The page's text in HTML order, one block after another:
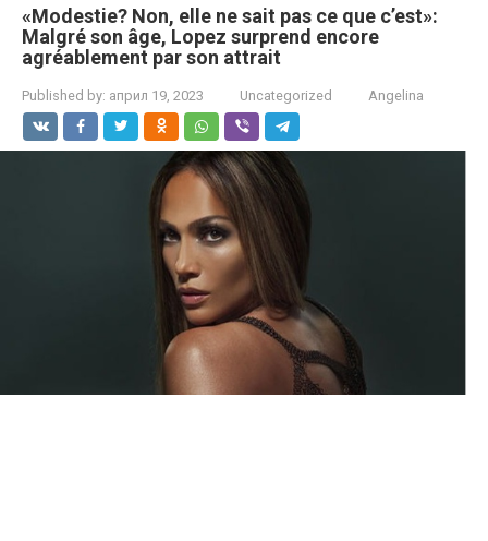
«Modestie? Non, elle ne sait pas ce que c’est»:
Malgré son âge, Lopez surprend encore
agréablement par son attrait
Published by: април 19, 2023 Uncategorized Angelina